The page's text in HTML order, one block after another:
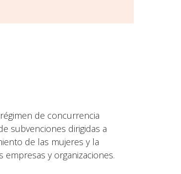
de concurrencia
subvenciones dirigidas a
de las mujeres y la
y organizaciones.